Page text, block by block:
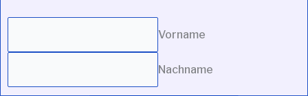
Vorname
Nachname